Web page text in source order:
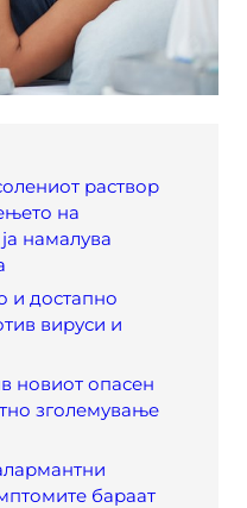
раствор
на
намалува
и достапно
вируси и
новиот опасен
зголемување
бараат